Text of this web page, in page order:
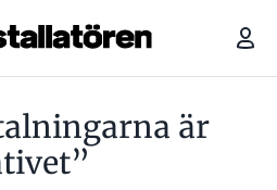
är